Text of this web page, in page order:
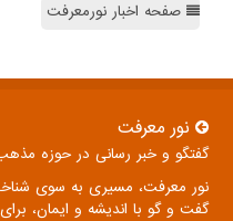
صفحه اخبار نورمعرفت
نور معرفت
گفتگو و خبر رسانی در حوزه
نور معرفت، مسیری به سوی
گفت و گو با اندیشه و ایمان،